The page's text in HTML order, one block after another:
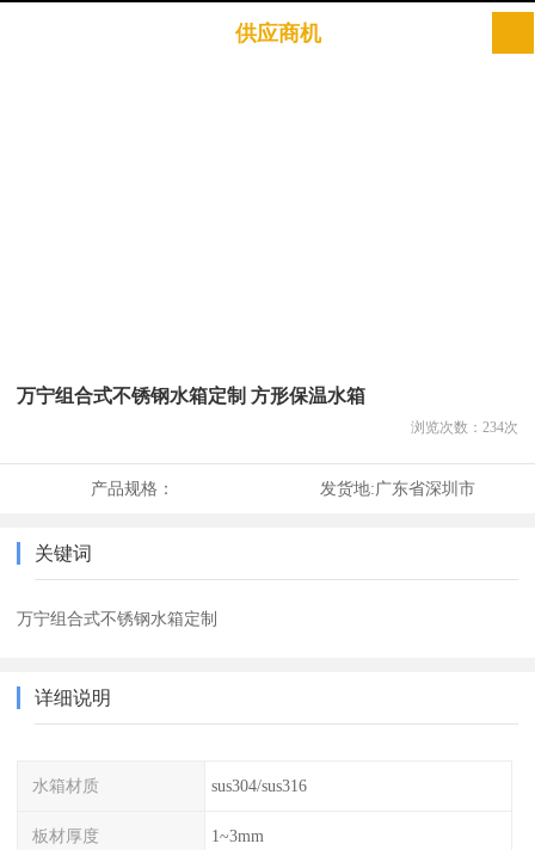
供应商机
万宁组合式不锈钢水箱定制 方形保温水箱
浏览次数： 234次
产品规格： 发货地:广东省深圳市
关键词
万宁组合式不锈钢水箱定制
详细说明
水箱材质 sus304/sus316
板材厚度 1~3mm